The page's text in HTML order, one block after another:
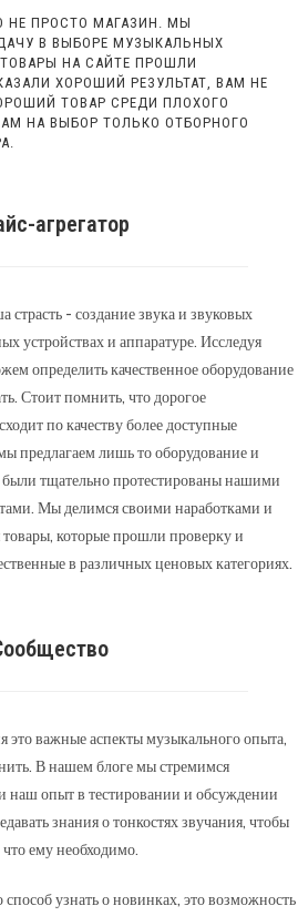
НЕ ПРОСТО МАГАЗИН. МЫ
В ВЫБОРЕ МУЗЫКАЛЬНЫХ
НА САЙТЕ ПРОШЛИ
ХОРОШИЙ РЕЗУЛЬТАТ, ВАМ НЕ
ТОВАР СРЕДИ ПЛОХОГО
НА ВЫБОР ТОЛЬКО ОТБОРНОГО
агрегатор
страсть - создание звука и звуковых
устройствах и аппаратуре. Исследуя
определить качественное оборудование
Стоит помнить, что дорогое
по качеству более доступные
предлагаем лишь то оборудование и
были тщательно протестированы нашими
Мы делимся своими наработками и
которые прошли проверку и
в различных ценовых категориях.
это важные аспекты музыкального опыта,
В нашем блоге мы стремимся
наш опыт в тестировании и обсуждении
знания о тонкостях звучания, чтобы
ему необходимо.
узнать о новинках, это возможность